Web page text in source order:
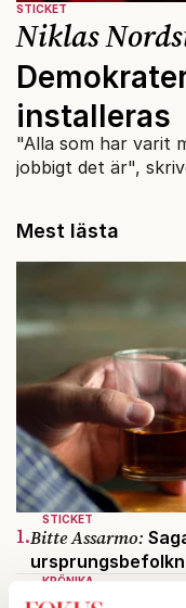
STICKET
Niklas
installeras
"Alla som har varit
jobbigt det är",
Mest lästa
STICKET
1.Bitte Assarmo:
KRÖNIKA
2.Sakine Madon: